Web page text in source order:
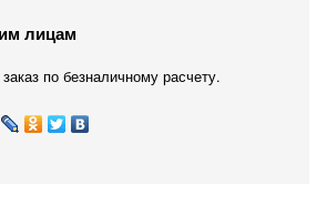
лицам
по безналичному расчету.